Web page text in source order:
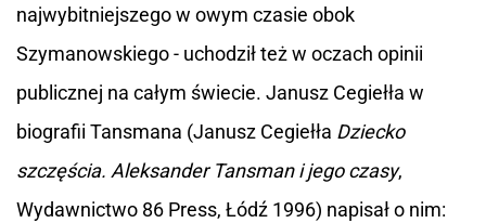
najwybitniejszego w owym czasie obok
Szymanowskiego - uchodził też w oczach opinii
publicznej na całym świecie. Janusz Cegiełła w
biografii Tansmana (Janusz Cegiełła Dziecko
szczęścia. Aleksander Tansman i jego czasy,
Wydawnictwo 86 Press, Łódź 1996) napisał o nim: